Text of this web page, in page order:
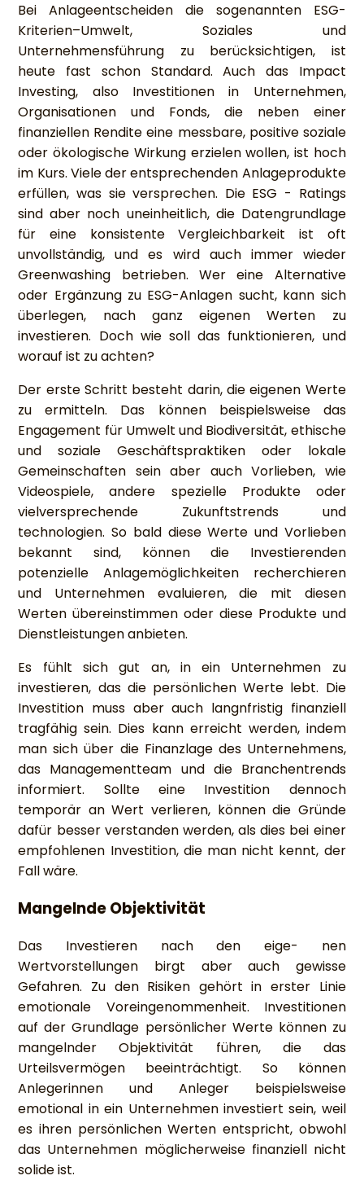
Bei Anlageentscheiden die sogenannten ESG-
Kriterien–Umwelt, Soziales und
Unternehmensführung zu berücksichtigen, ist
heute fast schon Standard. Auch das Impact
Investing, also Investitionen in Unternehmen,
Organisationen und Fonds, die neben einer
finanziellen Rendite eine messbare, positive soziale
oder ökologische Wirkung erzielen wollen, ist hoch
im Kurs. Viele der entsprechenden Anlageprodukte
erfüllen, was sie versprechen. Die ESG - Ratings
sind aber noch uneinheitlich, die Datengrundlage
für eine konsistente Vergleichbarkeit ist oft
unvollständig, und es wird auch immer wieder
Greenwashing betrieben. Wer eine Alternative
oder Ergänzung zu ESG-Anlagen sucht, kann sich
überlegen, nach ganz eigenen Werten zu
investieren. Doch wie soll das funktionieren, und
worauf ist zu achten?
Der erste Schritt besteht darin, die eigenen Werte
zu ermitteln. Das können beispielsweise das
Engagement für Umwelt und Biodiversität, ethische
und soziale Geschäftspraktiken oder lokale
Gemeinschaften sein aber auch Vorlieben, wie
Videospiele, andere spezielle Produkte oder
vielversprechende Zukunftstrends und
technologien. So bald diese Werte und Vorlieben
bekannt sind, können die Investierenden
potenzielle Anlagemöglichkeiten recherchieren
und Unternehmen evaluieren, die mit diesen
Werten übereinstimmen oder diese Produkte und
Dienstleistungen anbieten.
Es fühlt sich gut an, in ein Unternehmen zu
investieren, das die persönlichen Werte lebt. Die
Investition muss aber auch langnfristig finanziell
tragfähig sein. Dies kann erreicht werden, indem
man sich über die Finanzlage des Unternehmens,
das Managementteam und die Branchentrends
informiert. Sollte eine Investition dennoch
temporär an Wert verlieren, können die Gründe
dafür besser verstanden werden, als dies bei einer
empfohlenen Investition, die man nicht kennt, der
Fall wäre.
Mangelnde Objektivität
Das Investieren nach den eige- nen
Wertvorstellungen birgt aber auch gewisse
Gefahren. Zu den Risiken gehört in erster Linie
emotionale Voreingenommenheit. Investitionen
auf der Grundlage persönlicher Werte können zu
mangelnder Objektivität führen, die das
Urteilsvermögen beeinträchtigt. So können
Anlegerinnen und Anleger beispielsweise
emotional in ein Unternehmen investiert sein, weil
es ihren persönlichen Werten entspricht, obwohl
das Unternehmen möglicherweise finanziell nicht
solide ist.